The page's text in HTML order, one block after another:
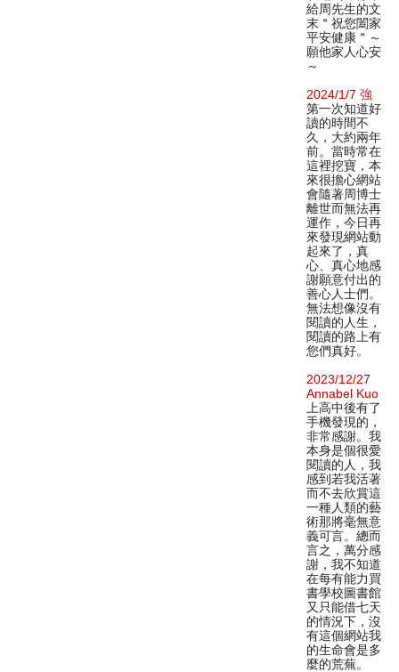
給周先生的文
末＂祝您闔家
平安健康＂～
願他家人心安
～
2024/1/7 強
第一次知道好
讀的時間不
久，大約兩年
前。當時常在
這裡挖寶，本
來很擔心網站
會隨著周博士
離世而無法再
運作，今日再
來發現網站動
起來了，真
心、真心地感
謝願意付出的
善心人士們。
無法想像沒有
閱讀的人生，
閱讀的路上有
您們真好。
2023/12/27
Annabel Kuo
上高中後有了
手機發現的，
非常感謝。我
本身是個很愛
閱讀的人，我
感到若我活著
而不去欣賞這
一種人類的藝
術那將毫無意
義可言。總而
言之，萬分感
謝，我不知道
在每有能力買
書學校圖書館
又只能借七天
的情況下，沒
有這個網站我
的生命會是多
麼的荒蕪。